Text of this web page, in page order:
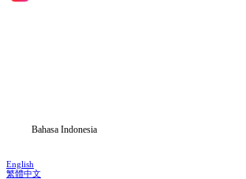
Bahasa Indonesia
English
繁體中文